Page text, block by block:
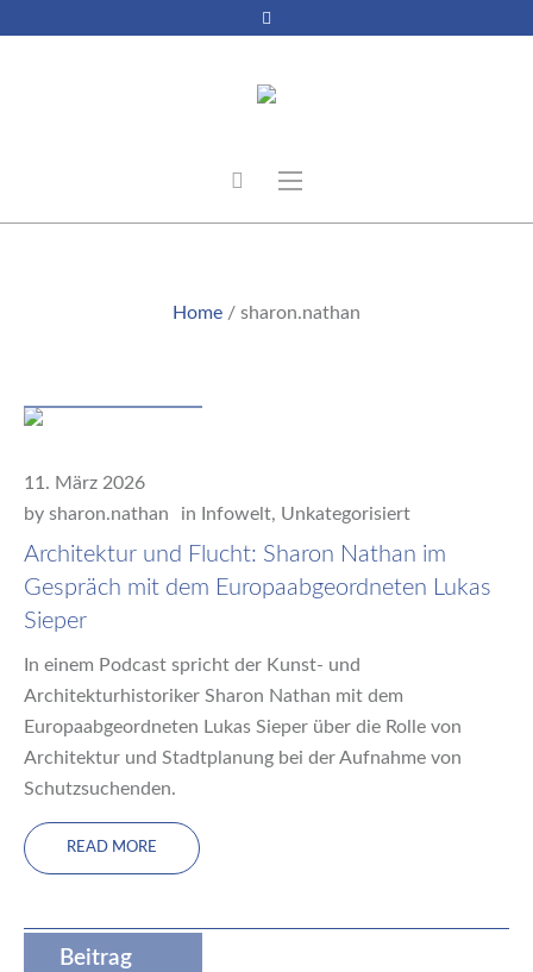
Home / sharon.nathan
11. März 2026
by sharon.nathan in Infowelt, Unkategorisiert
Architektur und Flucht: Sharon Nathan im
Gespräch mit dem Europaabgeordneten Lukas
Sieper
In einem Podcast spricht der Kunst- und
Architekturhistoriker Sharon Nathan mit dem
Europaabgeordneten Lukas Sieper über die Rolle von
Architektur und Stadtplanung bei der Aufnahme von
Schutzsuchenden.
READ MORE
Beitrag